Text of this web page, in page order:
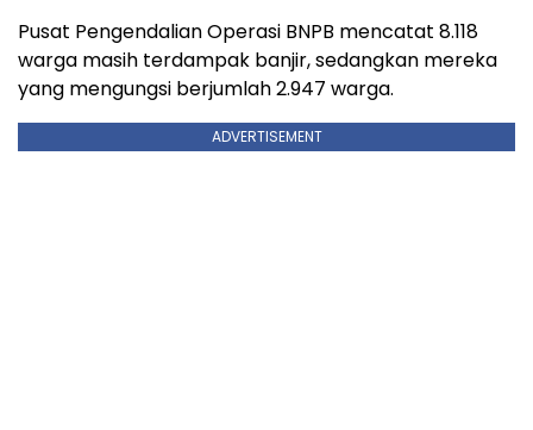
Pusat Pengendalian Operasi BNPB mencatat 8.118
warga masih terdampak banjir, sedangkan mereka
yang mengungsi berjumlah 2.947 warga.
ADVERTISEMENT